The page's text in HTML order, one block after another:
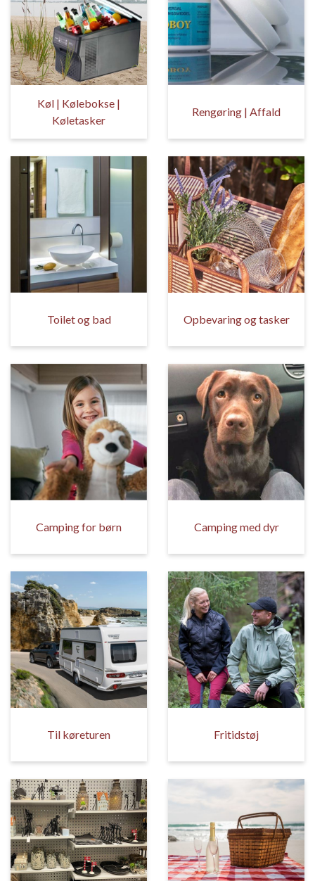
Køl | Kølebokse |
Køletasker
Rengøring | Affald
Toilet og bad Opbevaring og tasker
Camping for børn Camping med dyr
Til køreturen Fritidstøj